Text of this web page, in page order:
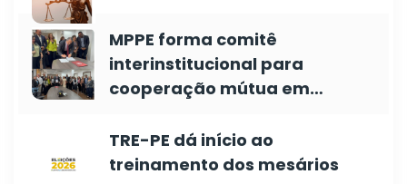
MPPE forma comitê
interinstitucional para
cooperação mútua em…
TRE-PE dá início ao
treinamento dos mesários